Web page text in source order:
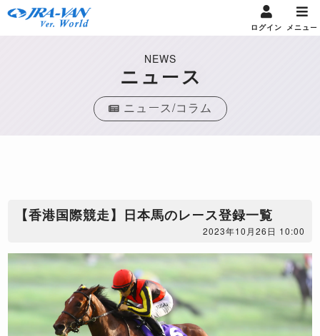
ログイン メニュー
NEWS
ニュース
ニュース/コラム
【香港国際競走】日本馬のレース登録一覧
2023年10月26日 10:00